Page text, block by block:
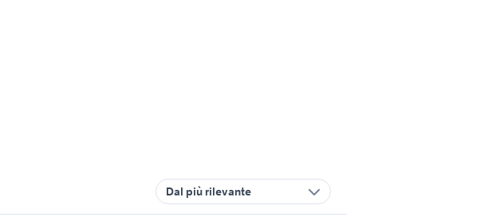
Dal più rilevante